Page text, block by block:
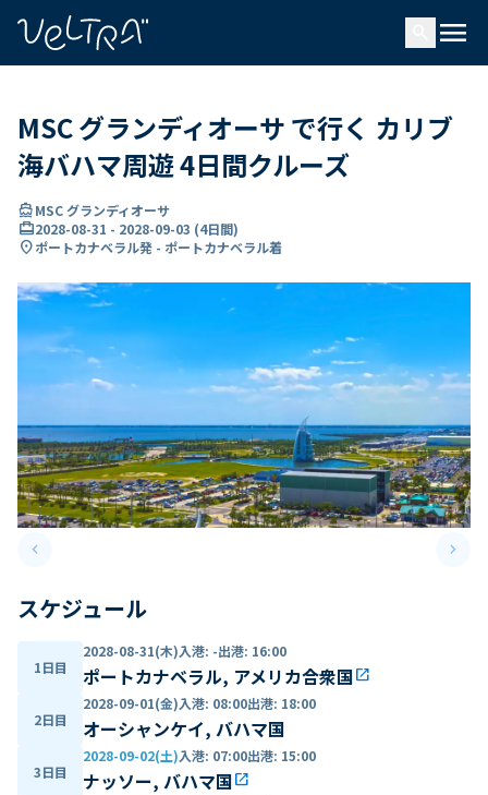
menu
MSC グランディオーサ で行く カリブ
海バハマ周遊 4日間クルーズ
directions_boatMSC グランディオーサ
card_travel2028-08-31 - 2028-09-03 (4日間)
location_onポートカナベラル発 - ポートカナベラル着
keyboard_arrow_leftPrevious slide keyboard_arrow_right
スケジュール
1日目
2028-08-31(木)入港: -出港: 16:00
ポートカナベラル, アメリカ合衆国open_in_new
2日目
2028-09-01(金)入港: 08:00出港: 18:00
オーシャンケイ, バハマ国
3日目
2028-09-02(土)入港: 07:00出港: 15:00
ナッソー, バハマ国open_in_new